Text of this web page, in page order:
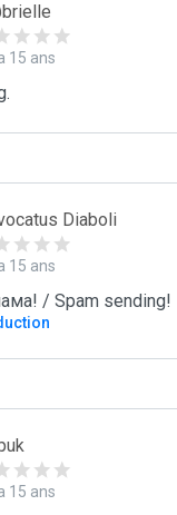
15 ans
Diaboli
15 ans
/ Spam sending!
15 ans